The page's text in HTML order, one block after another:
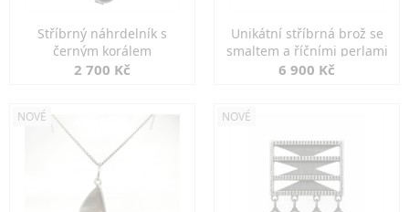
Stříbrný náhrdelník s
černým korálem
2 700 Kč
Unikátní stříbrná brož se
smaltem a říčními perlami
6 900 Kč
NOVÉ NOVÉ